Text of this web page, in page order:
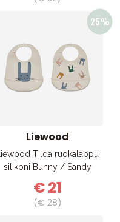
Liewood
Liewood Tilda ruokalappu
silikoni Bunny / Sandy
€ 21
(€ 28)